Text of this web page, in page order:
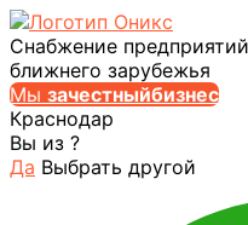
Снабжение
ближнего зарубежья
Мы зачестныйбизнес
Краснодар
Вы из ?
Да Выбрать другой